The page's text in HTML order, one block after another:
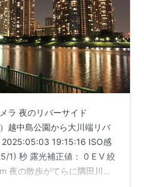
ラ 夜のリバーサイド
越中島公園から大川端リバ
2025:05:03 19:15:16 ISO感
1) 秒 露光補正値： 0 E V 絞
夜の散歩がてらに隅田川を